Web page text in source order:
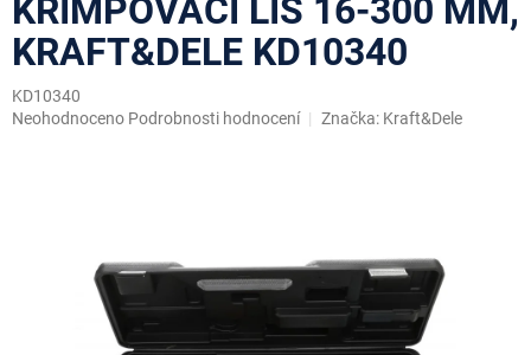
KRIMPOVACÍ LIS 16-300 MM,
KRAFT&DELE KD10340
KD10340
Průměrné
Neohodnoceno Podrobnosti hodnocení Značka: Kraft&Dele